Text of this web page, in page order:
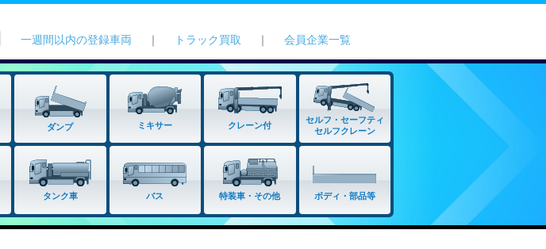
一週間以内の登録車両 ｜ トラック買取 ｜ 会員企業一覧
ダンプ ミキサー クレーン付
セルフ・セーフティ
セルフクレーン
タンク車 バス 特装車・その他 ボディ・部品等